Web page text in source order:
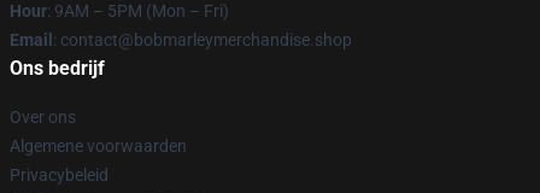
Hour: 9AM – 5PM (Mon – Fri)
Email : contact@bobmarleymerchandise.shop
Ons bedrijf
Over ons
Algemene voorwaarden
Privacybeleid